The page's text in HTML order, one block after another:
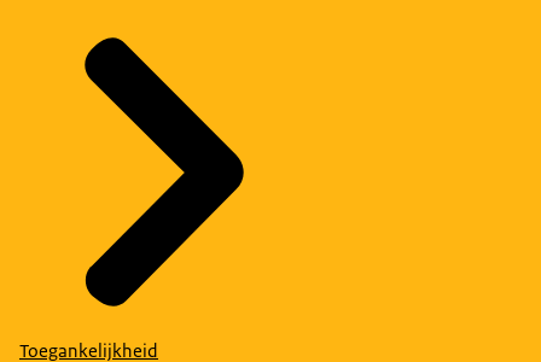
Toegankelijkheid